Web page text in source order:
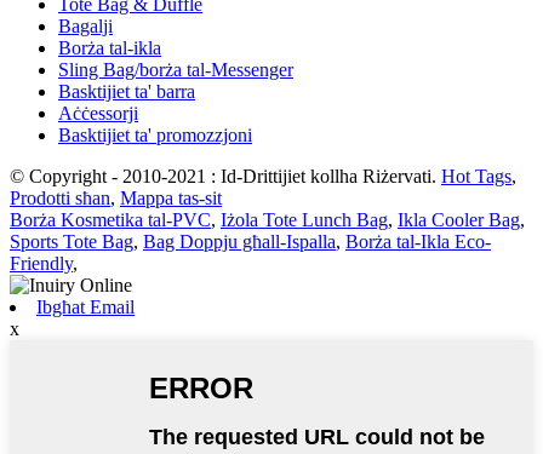
Tote Bag & Duffle
Bagalji
Borża tal-ikla
Sling Bag/borża tal-Messenger
Basktijiet ta' barra
Aċċessorji
Basktijiet ta' promozzjoni
© Copyright - 2010-2021 : Id-Drittijiet kollha Riżervati. Hot Tags,
Prodotti sħan, Mappa tas-sit
Borża Kosmetika tal-PVC, Iżola Tote Lunch Bag, Ikla Cooler Bag,
Sports Tote Bag, Bag Doppju għall-Ispalla, Borża tal-Ikla Eco-
Friendly,
Ibgħat Email
x